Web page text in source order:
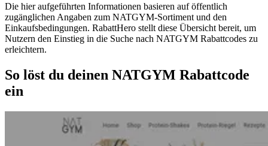
Die hier aufgeführten Informationen basieren auf öffentlich
zugänglichen Angaben zum NATGYM-Sortiment und den
Einkaufsbedingungen. RabattHero stellt diese Übersicht bereit, um
Nutzern den Einstieg in die Suche nach NATGYM Rabattcodes zu
erleichtern.
So löst du deinen NATGYM Rabattcode
ein